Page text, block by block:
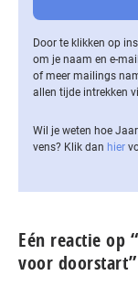
Door te klikken op
om je naam en e-
of meer mailings
allen tijde intrekken
Wil je weten hoe
vens? Klik dan hier
Eén reactie op
voor doorstart”